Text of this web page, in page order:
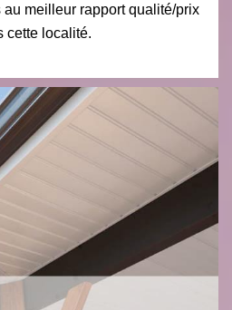
au meilleur rapport qualité/prix
cette localité.